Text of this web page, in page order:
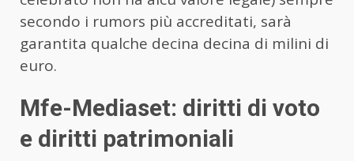
secondo i rumors più accreditati, sarà
garantita qualche decina decina di milini di
euro.
Mfe-Mediaset: diritti di voto
e diritti patrimoniali